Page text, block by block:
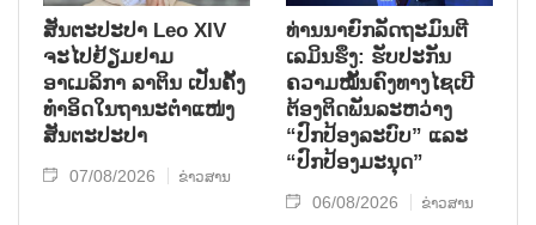
ສັນຕະປະປາ Leo XIV
ຈະໄປຢ້ຽມຢາມ
ອາເມລິກາ ລາຕິນ ເປັນຄັ້ງ
ທຳອິດໃນຖານະຕຳແໜ່ງ
ສັນຕະປະປາ
07/08/2026 ຂ່າວສານ
ທ່ານນາຍົກລັດຖະມົນຕີ
ເລມິນຮຶງ: ຮັບປະກັນ
ຄວາມໝັ້ນຄົງທາງໄຊເບີ
ຕ້ອງຕິດພັນລະຫວ່າງ
“ປົກປ້ອງລະບົບ” ແລະ
“ປົກປ້ອງມະນຸດ”
06/08/2026 ຂ່າວສານ